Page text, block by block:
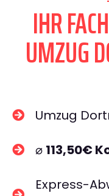
IHR
UMZUG
Umzug
⌀ 113,50€
Express-